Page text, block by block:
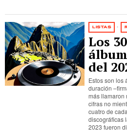
LISTAS ·
Los
del
Estos son los
duración
más llamaron
cifras no
cuatro de
discográficas
2023 fueron